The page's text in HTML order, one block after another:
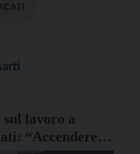
lavoro a
“Accendere